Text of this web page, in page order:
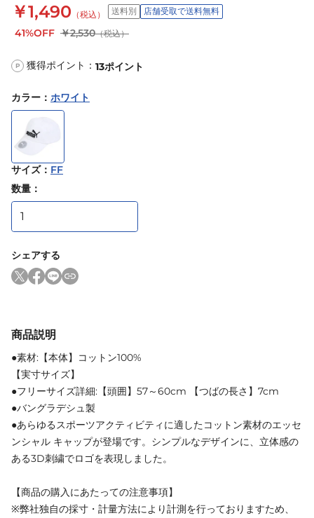
￥1,490 （税込） 送料別 店舗受取で送料無料
41%OFF ￥2,530（税込）
P 獲得ポイント： 13ポイント
カラー ： ホワイト
サイズ： FF
数量：
シェアする
商品説明
●素材:【本体】コットン100%
【実寸サイズ】
●フリーサイズ詳細:【頭囲】57～60cm 【つばの長さ】7cm
●バングラデシュ製
●あらゆるスポーツアクティビティに適したコットン素材のエッセ
ンシャル キャップが登場です。シンプルなデザインに、立体感の
ある3D刺繍でロゴを表現しました。
【商品の購入にあたっての注意事項】
※弊社独自の採寸・計量方法により計測を行っておりますため、